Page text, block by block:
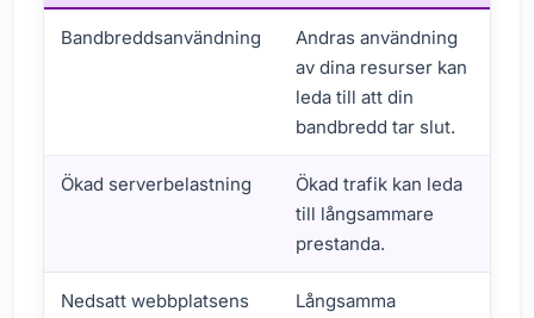
Bandbreddsanvändning
Andras användning
av dina resurser kan
leda till att din
bandbredd tar slut.
Ökad serverbelastning
Ökad trafik kan leda
till långsammare
prestanda.
Nedsatt webbplatsens
Långsamma